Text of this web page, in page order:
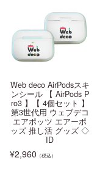
Web deco AirPodsスキ
ンシール 【 AirPods P
ro3 】【 4個セット 】
第3世代用 ウェブデコ
エアポッツ エアーポ
ッズ 推し活 グッズ ◇
ID
¥2,960 （税込）